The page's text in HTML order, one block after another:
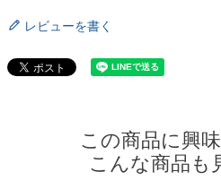
レビューを書く
この商品に興
こんな商品も